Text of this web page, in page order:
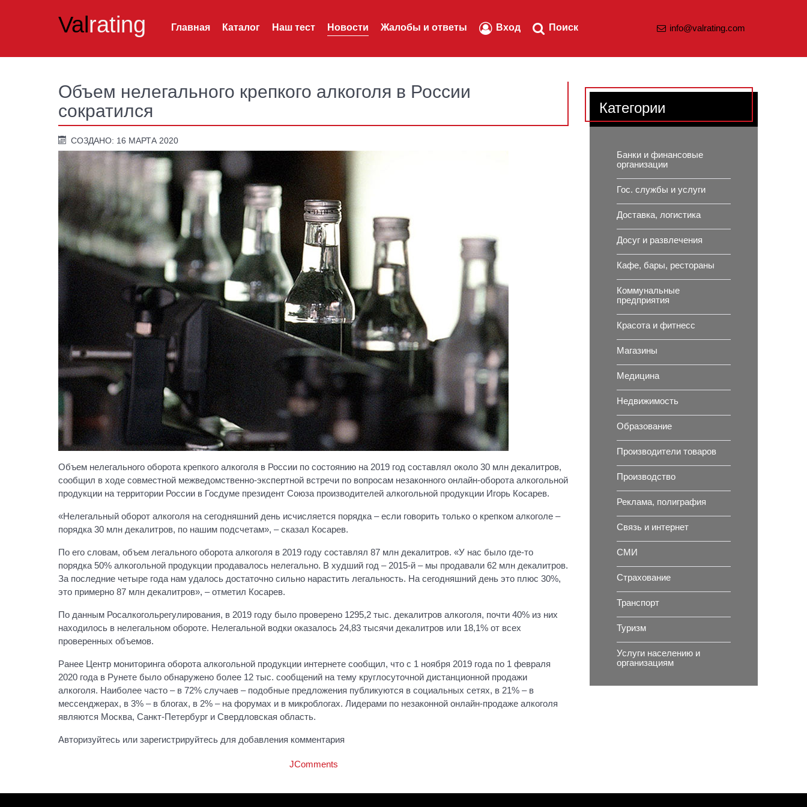
Valrating Главная Каталог Наш тест Новости Жалобы и ответы Вход Поиск info@valrating.com
Объем нелегального крепкого алкоголя в России
сократился
СОЗДАНО: 16 МАРТА 2020
Объем нелегального оборота крепкого алкоголя в России по состоянию на 2019 год составлял около 30 млн декалитров,
сообщил в ходе совместной межведомственно-экспертной встречи по вопросам незаконного онлайн-оборота алкогольной
продукции на территории России в Госдуме президент Союза производителей алкогольной продукции Игорь Косарев.
«Нелегальный оборот алкоголя на сегодняшний день исчисляется порядка – если говорить только о крепком алкоголе –
порядка 30 млн декалитров, по нашим подсчетам», – сказал Косарев.
По его словам, объем легального оборота алкоголя в 2019 году составлял 87 млн декалитров. «У нас было где-то
порядка 50% алкогольной продукции продавалось нелегально. В худший год – 2015-й – мы продавали 62 млн декалитров.
За последние четыре года нам удалось достаточно сильно нарастить легальность. На сегодняшний день это плюс 30%,
это примерно 87 млн декалитров», – отметил Косарев.
По данным Росалкогольрегулирования, в 2019 году было проверено 1295,2 тыс. декалитров алкоголя, почти 40% из них
находилось в нелегальном обороте. Нелегальной водки оказалось 24,83 тысячи декалитров или 18,1% от всех
проверенных объемов.
Ранее Центр мониторинга оборота алкогольной продукции интернете сообщил, что с 1 ноября 2019 года по 1 февраля
2020 года в Рунете было обнаружено более 12 тыс. сообщений на тему круглосуточной дистанционной продажи
алкоголя. Наиболее часто – в 72% случаев – подобные предложения публикуются в социальных сетях, в 21% – в
мессенджерах, в 3% – в блогах, в 2% – на форумах и в микроблогах. Лидерами по незаконной онлайн-продаже алкоголя
являются Москва, Санкт-Петербург и Свердловская область.
Авторизуйтесь или зарегистрируйтесь для добавления комментария
JComments
Категории
Банки и финансовые
организации
Гос. службы и услуги
Доставка, логистика
Досуг и развлечения
Кафе, бары, рестораны
Коммунальные
предприятия
Красота и фитнесс
Магазины
Медицина
Недвижимость
Образование
Производители товаров
Производство
Реклама, полиграфия
Связь и интернет
СМИ
Страхование
Транспорт
Туризм
Услуги населению и
организациям